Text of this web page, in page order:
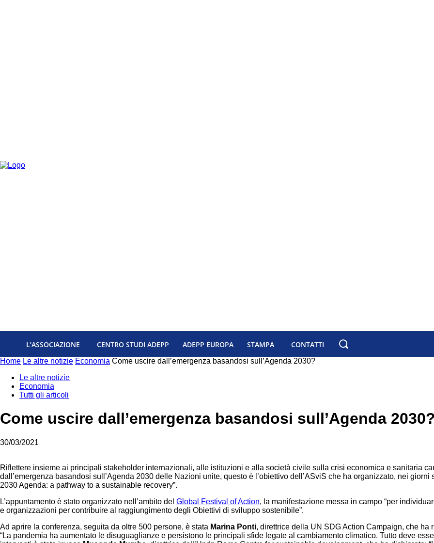
L’ASSOCIAZIONE CENTRO STUDI ADEPP ADEPP EUROPA STAMPA CONTATTI
Home Le altre notizie Economia Come uscire dall’emergenza basandosi sull’Agenda 2030?
Le altre notizie
Economia
Tutti gli articoli
Come uscire dall’emergenza basandosi sull’Agenda
30/03/2021
Riflettere insieme ai principali stakeholder internazionali, alle istituzioni e alla società civile sulla crisi economica e sanitaria
dall’emergenza basandosi sull’Agenda 2030 delle Nazioni unite, questo è l’obiettivo dell’ASviS che ha organizzato, nei
2030 Agenda: a pathway to a sustainable recovery”.
L’appuntamento è stato organizzato nell’ambito del Global Festival of Action, la manifestazione messa in campo “per
e organizzazioni per contribuire al raggiungimento degli Obiettivi di sviluppo sostenibile”.
Ad aprire la conferenza, seguita da oltre 500 persone, è stata Marina Ponti, direttrice della UN SDG Action Campaign, che ha
“La pandemia ha aumentato le disuguaglianze e persistono le principali sfide legate al cambiamento climatico. Tutto deve